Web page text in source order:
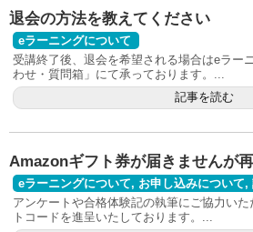
退会の方法を教えてください
eラーニングについて
受講終了後、退会を希望される場合はeラー
わせ・質問箱」にて承っております。...
記事を読む
Amazonギフト券が届きませんが
eラーニングについて, お申し込みについて,
アンケートや合格体験記の執筆にご協力い
トコードを進呈いたしております。...